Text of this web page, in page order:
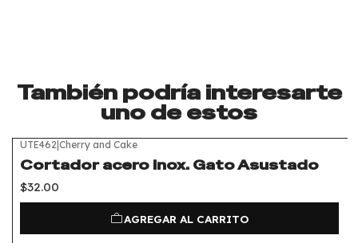
También podría interesarte
uno de estos
UTE462|Cherry and Cake
Cortador acero inox. Gato Asustado
$32.00
AGREGAR AL CARRITO